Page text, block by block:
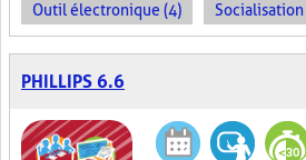
Outil électronique (4) Socialisation
PHILLIPS 6.6